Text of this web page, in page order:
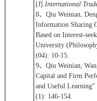
[J].International
8、Qiu Weinian,
Information Sharing
Based on Interest-
University
(04): 10-15.
9、Qiu Weinian,
Capital and Firm
and Useful Learning”
(1): 146-154.